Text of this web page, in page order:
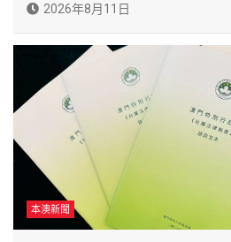
2026年8月11日
本澳新聞